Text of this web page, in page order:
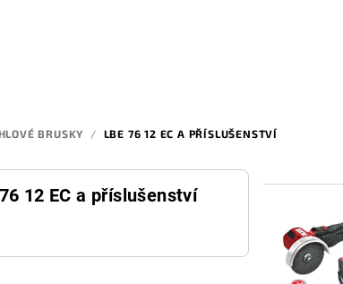
BRUSKY / LBE 76 12 EC A PŘÍSLUŠENSTVÍ
12 EC a příslušenství